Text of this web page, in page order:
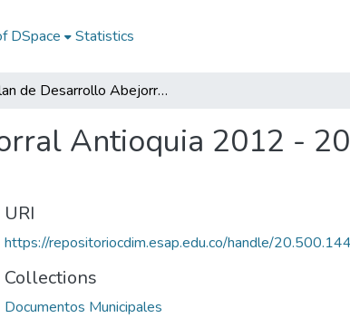
DSpace Statistics
Plan de Desarrollo Abejorral Antioquia 2012 - 2015: PD Abejorral Antioquia 2012 - 2015
Antioquia 2012 -
URI
https://repositoriocdim.esap.edu.co/handle/
Collections
Documentos Municipales